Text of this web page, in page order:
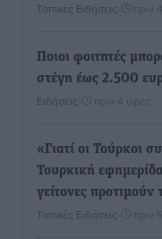
Τοπικές Ειδήσεις πριν
Ποιοι φοιτητές
στέγη έως 2.500
Ειδήσεις πριν 4 ώρες
«Γιατί οι Τούρκοι
Τουρκική
γείτονες
Τοπικές Ειδήσεις πριν